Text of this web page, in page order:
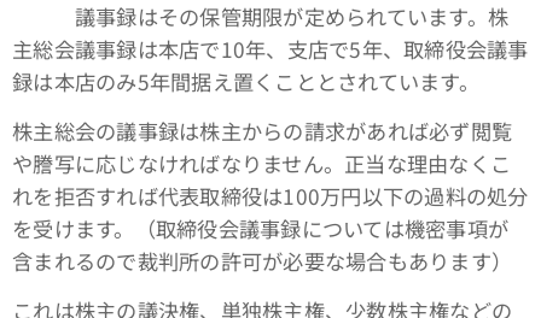
議事録はその保管期限が定められています。株
主総会議事録は本店で10年、支店で5年、取締役会議事
録は本店のみ5年間据え置くこととされています。
株主総会の議事録は株主からの請求があれば必ず閲覧
や謄写に応じなければなりません。正当な理由なくこ
れを拒否すれば代表取締役は100万円以下の過料の処分
を受けます。（取締役会議事録については機密事項が
含まれるので裁判所の許可が必要な場合もあります）
これは株主の議決権、単独株主権、少数株主権などの